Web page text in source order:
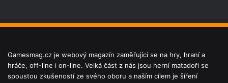
Gamesmag.cz je webový magazín zaměřující se na hry, hraní a
hráče, off-line i on-line. Velká část z nás jsou herní matadoři se
spoustou zkušeností ze svého oboru a naším cílem je šíření